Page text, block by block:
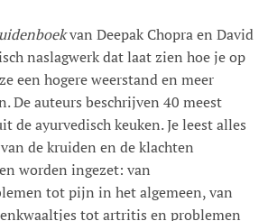
van Deepak Chopra en David
naslagwerk dat laat zien hoe je op
een hogere weerstand en meer
De auteurs beschrijven 40 meest
de ayurvedisch keuken. Je leest alles
de kruiden en de klachten
worden ingezet: van
tot pijn in het algemeen, van
tot artritis en problemen